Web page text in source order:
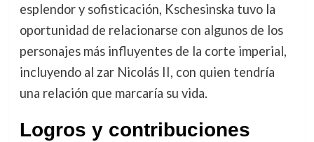
esplendor y sofisticación, Kschesinska tuvo la
oportunidad de relacionarse con algunos de los
personajes más influyentes de la corte imperial,
incluyendo al zar Nicolás II, con quien tendría
una relación que marcaría su vida.
Logros y contribuciones